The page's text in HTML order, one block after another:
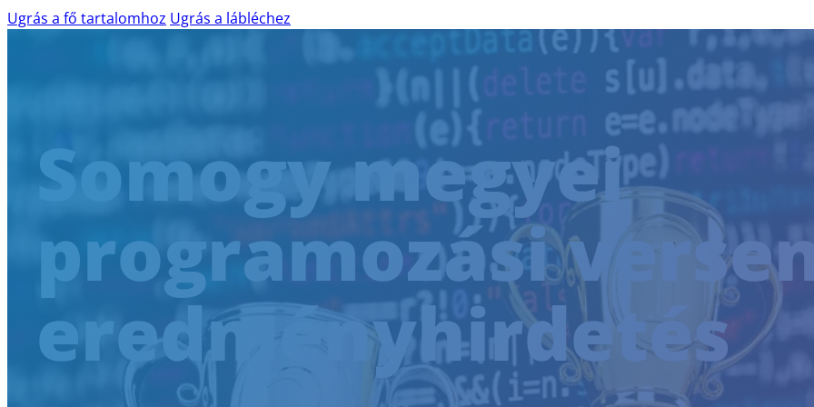
Ugrás a fő tartalomhoz Ugrás a lábléchez
AILINA – MESTERSÉGES INTELLIGENCIA
IBM WATSONX
AI READINESS ASSESSMENT
WCAG AUDIT
SKÁLÁZHATÓ DIGITÁLIS AKADÁLYMENTESSÉG
AKADÁLYMENTESÍTÉSI KONZULTÁCIÓ
SZAKÉRTŐI DIGITÁLIS AKADÁLYMENTESÍTÉSI TRÉNING
SHIFT-LEFT AZ AKADÁLYMENTESSÉGBEN
AGILIS SZOFTVERFEJLESZTÉS
SZOFTVERÁTVÉTEL ÉS TÁRSFEJLESZTÉS
Somogy megyei
programozási
eredményhirdetés